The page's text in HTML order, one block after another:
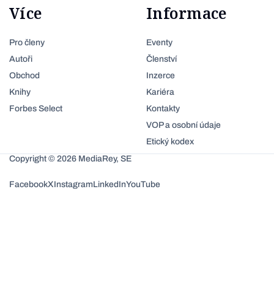
Více
Pro členy
Autoři
Obchod
Knihy
Forbes Select
Informace
Eventy
Členství
Inzerce
Kariéra
Kontakty
VOP a osobní údaje
Etický kodex
Copyright © 2026 MediaRey, SE
FacebookXInstagramLinkedInYouTube